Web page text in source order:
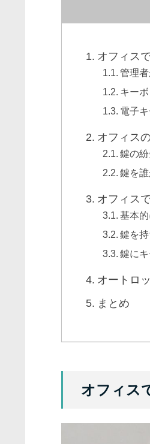
オフィス
管理
キー
電子
オフィス
鍵の
鍵を
オフィス
基本
鍵を
鍵に
オートロ
まとめ
オフィス